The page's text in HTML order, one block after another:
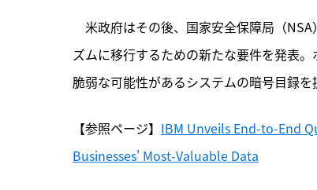
米政府はその後、国家安全保障局（
ズムに移行するための新たな要件を発表
脆弱な可能性があるシステムの暗号目録
【参照ページ】 IBM Unveils End-to-End
Businesses' Most-Valuable Data